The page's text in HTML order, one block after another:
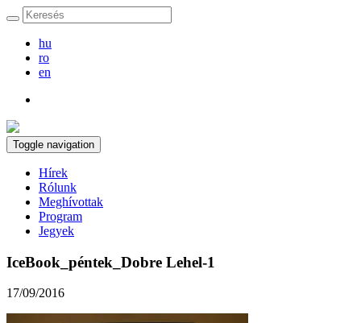
hu
ro
en
Toggle navigation
Hírek
Rólunk
Meghívottak
Program
Jegyek
IceBook_péntek_Dobre Lehel-1
17/09/2016